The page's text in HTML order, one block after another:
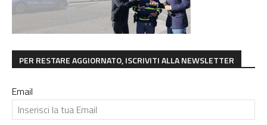
PER RESTARE AGGIORNATO, ISCRIVITI ALLA NEWSLETTER
Email